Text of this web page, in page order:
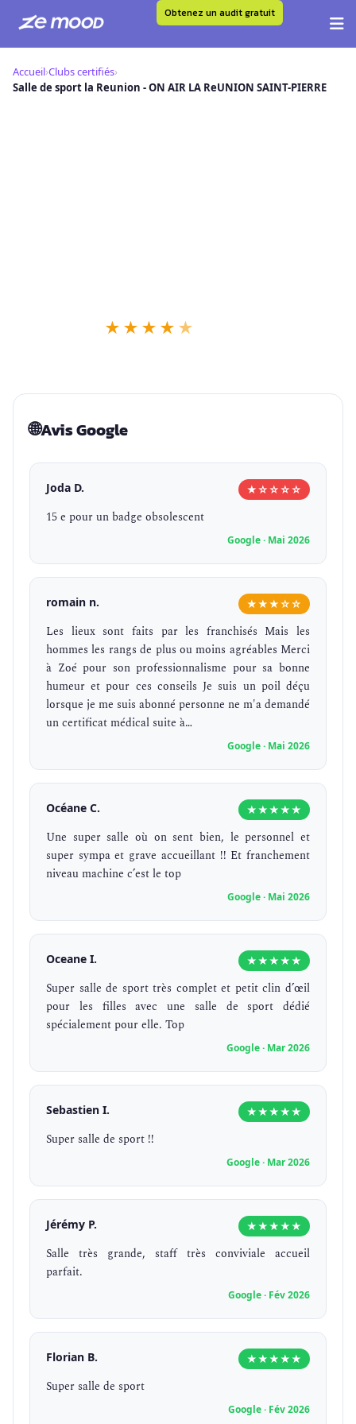
contenu
Obtenez un audit gratuit
Accueil›Clubs certifiés›
Salle de sport la Reunion - ON AIR LA ReUNION SAINT-PIERRE
★ ★ ★ ★ ★
🌐Avis Google
Joda D. ★☆☆☆☆
15 e pour un badge obsolescent
Google · Mai 2026
romain n. ★★★☆☆
Les lieux sont faits par les franchisés Mais les
hommes les rangs de plus ou moins agréables Merci
à Zoé pour son professionnalisme pour sa bonne
humeur et pour ces conseils Je suis un poil déçu
lorsque je me suis abonné personne ne m'a demandé
un certificat médical suite à…
Google · Mai 2026
Océane C. ★★★★★
Une super salle où on sent bien, le personnel et
super sympa et grave accueillant !! Et franchement
niveau machine c’est le top
Google · Mai 2026
Oceane I. ★★★★★
Super salle de sport très complet et petit clin d’œil
pour les filles avec une salle de sport dédié
spécialement pour elle. Top
Google · Mar 2026
Sebastien I. ★★★★★
Super salle de sport !!
Google · Mar 2026
Jérémy P. ★★★★★
Salle très grande, staff très conviviale accueil
parfait.
Google · Fév 2026
Florian B. ★★★★★
Super salle de sport
Google · Fév 2026